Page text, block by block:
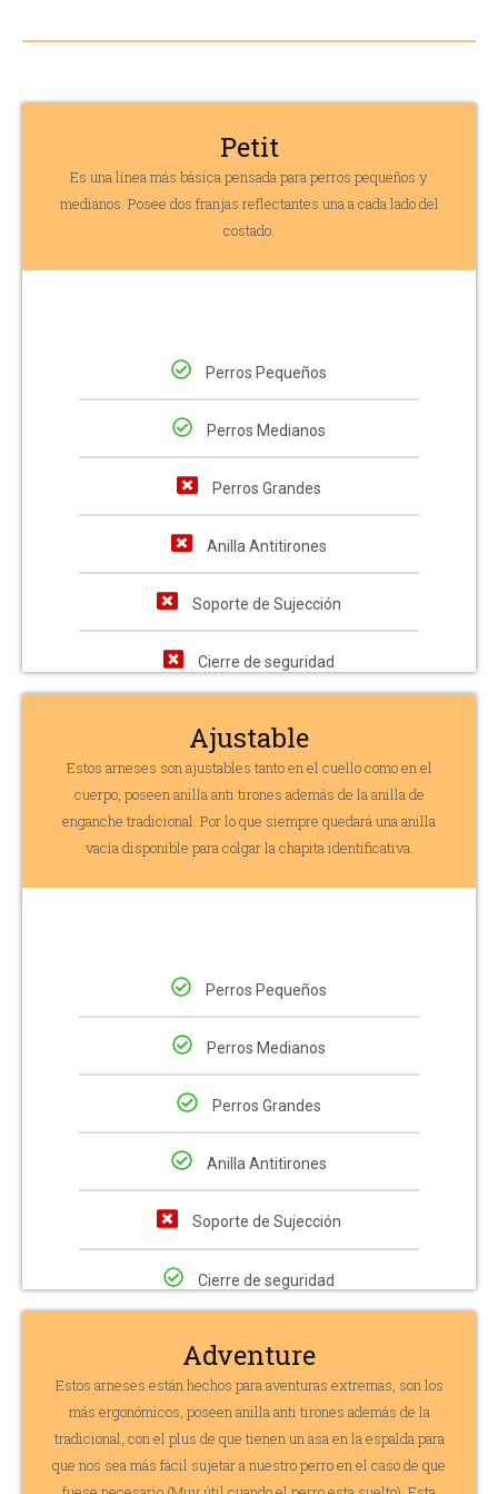
Petit
Es una línea más básica pensada para perros pequeños y
medianos. Posee dos franjas reflectantes una a cada lado del
costado.
Perros Pequeños
Perros Medianos
Perros Grandes
Anilla Antitirones
Soporte de Sujección
Cierre de seguridad
Ajustable
Estos arneses son ajustables tanto en el cuello como en el
cuerpo, poseen anilla anti tirones además de la anilla de
enganche tradicional. Por lo que siempre quedará una anilla
vacía disponible para colgar la chapita identificativa.
Perros Pequeños
Perros Medianos
Perros Grandes
Anilla Antitirones
Soporte de Sujección
Cierre de seguridad
Adventure
Estos arneses están hechos para aventuras extremas, son los
más ergonómicos, poseen anilla anti tirones además de la
tradicional, con el plus de que tienen un asa en la espalda para
que nos sea más fácil sujetar a nuestro perro en el caso de que